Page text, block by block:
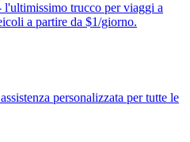
trucco per viaggi a
a partire da $1/giorno.
personalizzata per tutte le